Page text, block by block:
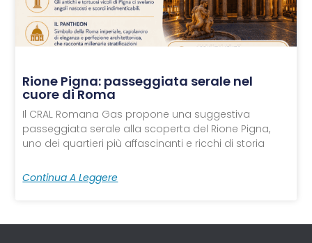
Rione Pigna: passeggiata serale nel
cuore di Roma
Il CRAL Romana Gas propone una suggestiva
passeggiata serale alla scoperta del Rione Pigna,
uno dei quartieri più affascinanti e ricchi di storia
Continua A Leggere